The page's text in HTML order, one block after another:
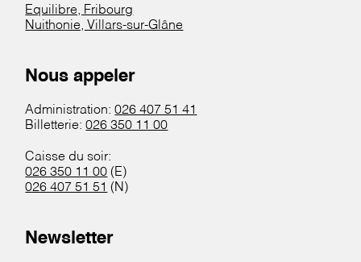
Equilibre, Fribourg
Nuithonie, Villars-sur-Glâne
Nous appeler
Administration:026 407 51 41
Billetterie:026 350 11 00
Caisse du soir:
026 350 11 00 (E)
026 407 51 51 (N)
Newsletter